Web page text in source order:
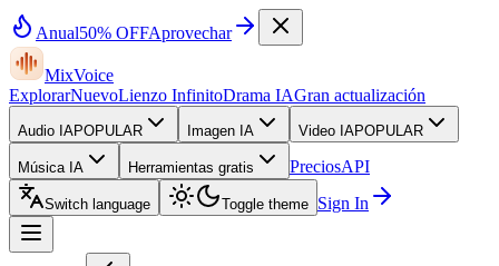
Anual50% OFFAprovechar
MixVoice
ExplorarNuevoLienzo InfinitoDrama IAGran actualización
Audio IAPOPULAR Imagen IA Video IAPOPULAR
Música IA Herramientas gratis PreciosAPI
Switch language Toggle theme Sign In